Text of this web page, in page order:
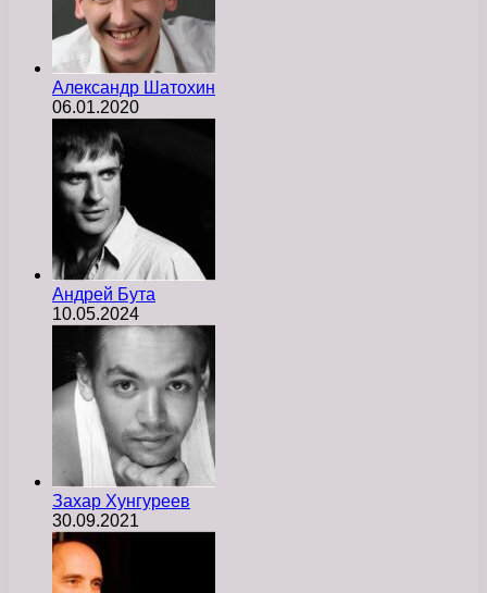
Александр Шатохин
06.01.2020
Андрей Бута
10.05.2024
Захар Хунгуреев
30.09.2021